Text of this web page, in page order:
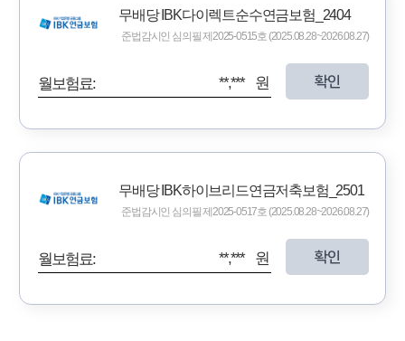
무배당 IBK다이렉트순수연금보험_2404
준법감시인 심의필 제2025-0515호 (2025.08.28~2026.08.27)
월보험료: **,*** 원 확인
무배당 IBK하이브리드연금저축보험_2501
준법감시인 심의필 제2025-0517호 (2025.08.28~2026.08.27)
월보험료: **,*** 원 확인